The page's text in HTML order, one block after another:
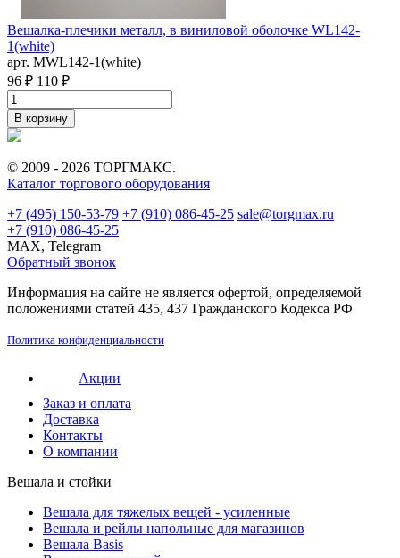
Вешалка-плечики металл, в виниловой оболочке WL142-
1(white)
арт. MWL142-1(white)
96 ₽ 110 ₽
В корзину
© 2009 - 2026 ТОРГМАКС.
Каталог торгового оборудования
+7 (495) 150-53-79 +7 (910) 086-45-25 sale@torgmax.ru
+7 (910) 086-45-25
MAX, Telegram
Обратный звонок
Информация на сайте не является офертой, определяемой
положениями статей 435, 437 Гражданского Кодекса РФ
Политика конфиденциальности
Акции
Заказ и оплата
Доставка
Контакты
О компании
Вешала и стойки
Вешала для тяжелых вещей - усиленные
Вешала и рейлы напольные для магазинов
Вешала Basis